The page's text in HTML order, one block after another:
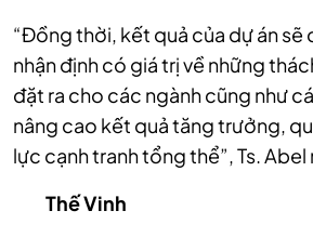
“Đồng thời, kết quả của dự án sẽ
nhận định có giá trị về những
đặt ra cho các ngành cũng như
nâng cao kết quả tăng trưởng,
lực cạnh tranh tổng thể”, Ts. Abel
Thế Vinh